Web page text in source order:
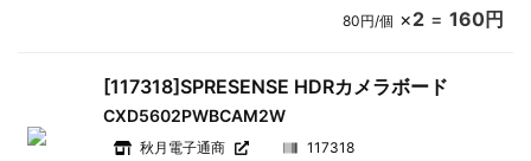
80円/個 ×2= 160円
[117318]SPRESENSE HDRカメラボード
CXD5602PWBCAM2W
秋月電子通商
117318